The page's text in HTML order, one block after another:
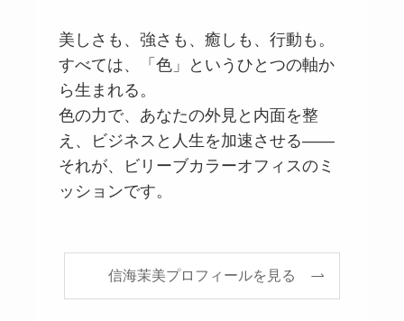
美しさも、強さも、癒しも、行動も。
すべては、「色」というひとつの軸か
ら生まれる。
色の力で、あなたの外見と内面を整
え、ビジネスと人生を加速させる――
それが、ビリーブカラーオフィスのミ
ッションです。
信海茉美プロフィールを見る